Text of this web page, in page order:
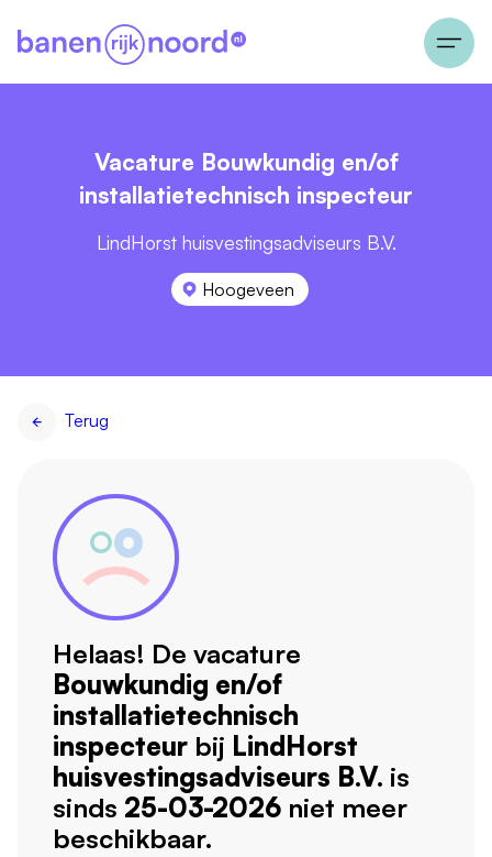
Vacature Bouwkundig en/of
installatietechnisch inspecteur
LindHorst huisvestingsadviseurs B.V.
Hoogeveen
Terug
Helaas! De vacature
Bouwkundig en/of
installatietechnisch
inspecteur bij LindHorst
huisvestingsadviseurs B.V. is
sinds 25-03-2026 niet meer
beschikbaar.